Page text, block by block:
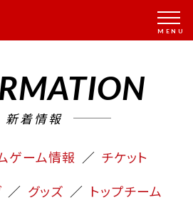
新着情報
ゲーム情報
チケット
グッズ
トップチーム